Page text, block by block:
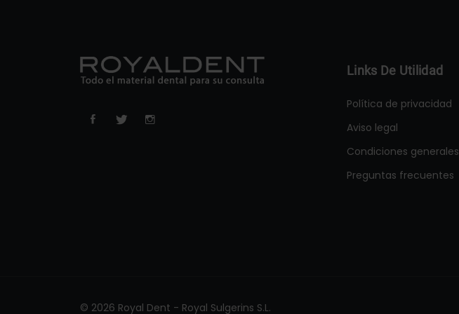
Links De Utilidad
Política de privacidad
Aviso legal
Condiciones generales
Preguntas frecuentes
© 2026 Royal Dent - Royal Sulgerins S.L.